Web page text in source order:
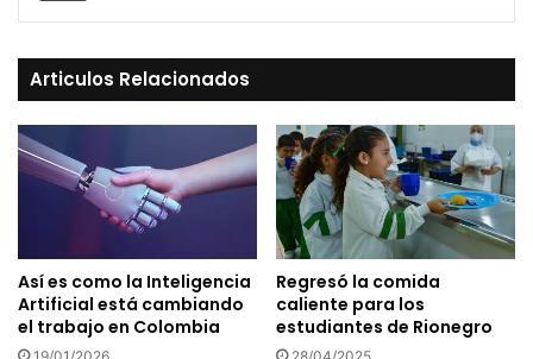
Articulos Relacionados
Así es como la Inteligencia
Artificial está cambiando
el trabajo en Colombia
Regresó la comida
caliente para los
estudiantes de Rionegro